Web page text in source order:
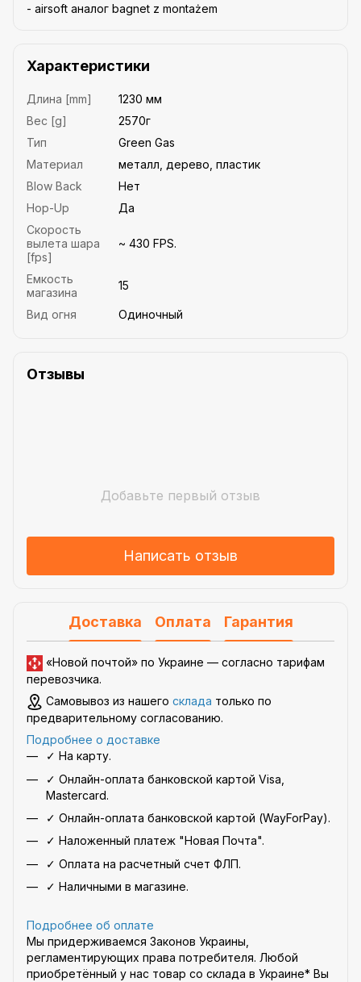
- airsoft аналог bagnet z montażem
Характеристики
Длина [mm]
1230 мм
Вес [g]
2570г
Тип
Green Gas
Материал
металл, дерево, пластик
Blow Back
Нет
Hop-Up
Да
Скорость
вылета шара
[fps]
~ 430 FPS.
Емкость
магазина
15
Вид огня Одиночный
Отзывы
Добавьте первый отзыв
Написать отзыв
Доставка Оплата Гарантия
«Новой почтой» по Украине — согласно тарифам
перевозчика.
Самовывоз из нашего склада только по
предварительному согласованию.
Подробнее о доставке
✓ На карту.
✓ Онлайн-оплата банковской картой Visa,
Mastercard.
✓ Онлайн-оплата банковской картой (WayForPay).
✓ Наложенный платеж "Новая Почта".
✓ Оплата на расчетный счет ФЛП.
✓ Наличными в магазине.
Подробнее об оплате
Мы придерживаемся Законов Украины,
регламентирующих права потребителя. Любой
приобретённый у нас товар со склада в Украине* Вы